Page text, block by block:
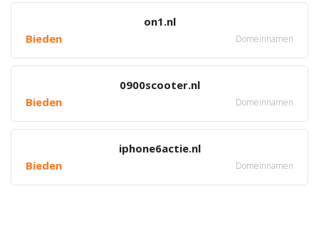
on1.nl
Bieden
Domeinnamen
0900scooter.nl
Bieden
Domeinnamen
iphone6actie.nl
Bieden
Domeinnamen